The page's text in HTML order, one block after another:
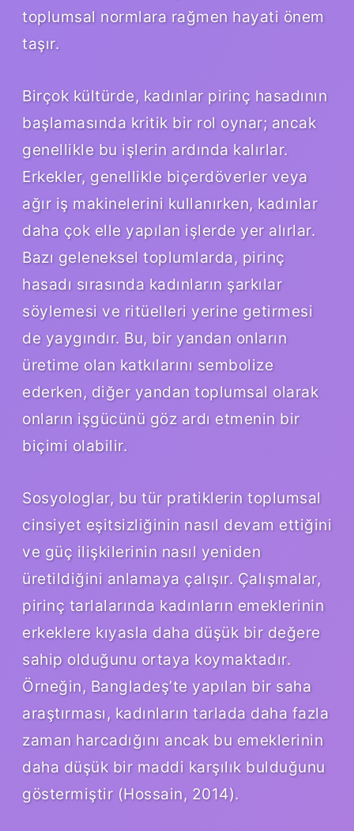
toplumsal normlara rağmen hayati önem
taşır.
Birçok kültürde, kadınlar pirinç hasadının
başlamasında kritik bir rol oynar; ancak
genellikle bu işlerin ardında kalırlar.
Erkekler, genellikle biçerdöverler veya
ağır iş makinelerini kullanırken, kadınlar
daha çok elle yapılan işlerde yer alırlar.
Bazı geleneksel toplumlarda, pirinç
hasadı sırasında kadınların şarkılar
söylemesi ve ritüelleri yerine getirmesi
de yaygındır. Bu, bir yandan onların
üretime olan katkılarını sembolize
ederken, diğer yandan toplumsal olarak
onların işgücünü göz ardı etmenin bir
biçimi olabilir.
Sosyologlar, bu tür pratiklerin toplumsal
cinsiyet eşitsizliğinin nasıl devam ettiğini
ve güç ilişkilerinin nasıl yeniden
üretildiğini anlamaya çalışır. Çalışmalar,
pirinç tarlalarında kadınların emeklerinin
erkeklere kıyasla daha düşük bir değere
sahip olduğunu ortaya koymaktadır.
Örneğin, Bangladeş’te yapılan bir saha
araştırması, kadınların tarlada daha fazla
zaman harcadığını ancak bu emeklerinin
daha düşük bir maddi karşılık bulduğunu
göstermiştir (Hossain, 2014).